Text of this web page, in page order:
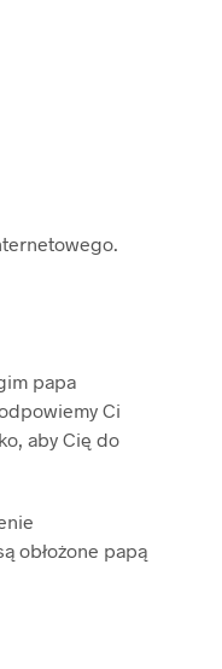
papa
Ci
aby Cię do
obłożone papą